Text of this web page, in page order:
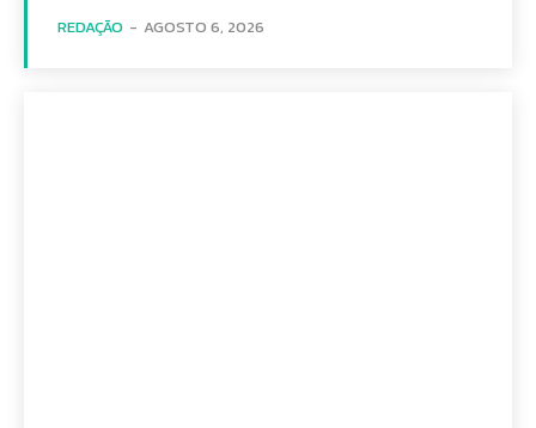
REDAÇÃO - AGOSTO 6, 2026